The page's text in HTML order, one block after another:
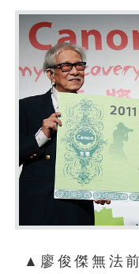
▲廖俊傑無法